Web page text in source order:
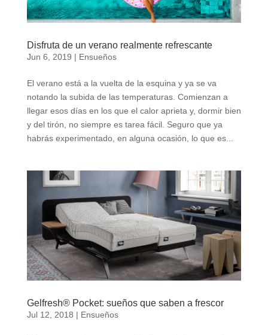
Disfruta de un verano realmente refrescante
Jun 6, 2019 | Ensueños
El verano está a la vuelta de la esquina y ya se va
notando la subida de las temperaturas. Comienzan a
llegar esos días en los que el calor aprieta y, dormir bien
y del tirón, no siempre es tarea fácil. Seguro que ya
habrás experimentado, en alguna ocasión, lo que es...
Gelfresh® Pocket: sueños que saben a frescor
Jul 12, 2018 | Ensueños